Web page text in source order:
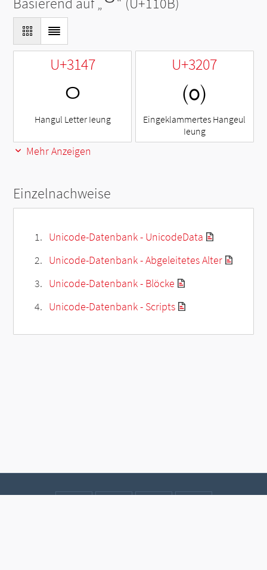
U+3147
ㅇ
Hangul Letter Ieung
U+3207
㈇
Eingeklammertes Hangeul
Ieung
Mehr Anzeigen
Einzelnachweise
Unicode-Datenbank - UnicodeData
Unicode-Datenbank - Abgeleitetes Alter
Unicode-Datenbank - Blöcke
Unicode-Datenbank - Scripts